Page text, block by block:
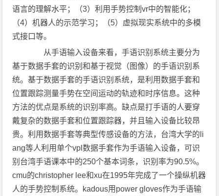
语言的理解水平；（3）利用手势控制vr中的智能化；
（4）机器人的示范学习；（5）虚拟现实系统中的多模
式接口等。
从手语输入设备来看，手语识别系统主要分为
基于数据手套的识别和基于视觉（图像）的手语识别系
统。基于数据手套的手语识别系统，是利用数据手套和
位置跟踪测量手势在空间运动的轨迹和时序信息。这种
方法的优点是系统的识别率高。缺点是打手语的人要穿
戴复杂的数据手套和位置跟踪器，并且输入设备比较昂
贵。利用数据手套等典型传感设备的方法，台湾大学的li
ang等人利用单个vpl数据手套作为手语输入设备，可识
别台湾手语课本中的250个基本词条，识别率为90.5%。
cmu的christopher lee和xu在1995年完成了一个操纵机器
人的手势控制系统。kadous用power gloves作为手语输